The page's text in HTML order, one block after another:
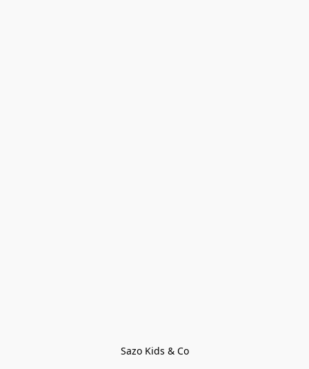
Sazo Kids & Co